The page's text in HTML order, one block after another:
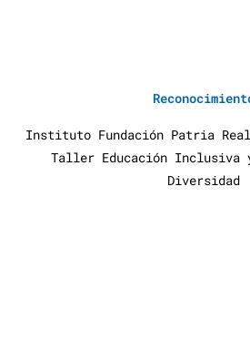
Instituto Fundación Patria
Taller Educación Inclusiva
Diversidad